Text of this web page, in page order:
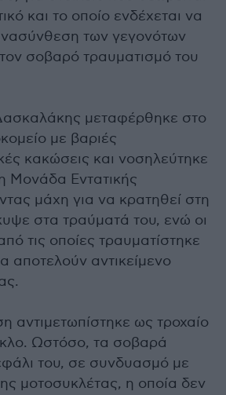
και το οποίο ενδέχεται να
των γεγονότων
σοβαρό τραυματισμό του
μεταφέρθηκε στο
με βαριές
κακώσεις και νοσηλεύτηκε
Μονάδα Εντατικής
μάχη για να κρατηθεί στη
στα τραύματά του, ενώ οι
τις οποίες τραυματίστηκε
αποτελούν αντικείμενο
αντιμετωπίστηκε ως τροχαίο
Ωστόσο, τα σοβαρά
του, σε συνδυασμό με
μοτοσυκλέτας, η οποία δεν